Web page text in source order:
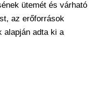
ütemét és várható
az erőforrások
alapján adta ki a